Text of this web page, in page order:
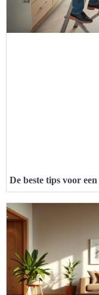
De beste tips voor